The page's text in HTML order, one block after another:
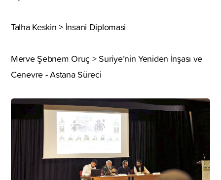
Talha Keskin > İnsani Diplomasi
Merve Şebnem Oruç > Suriye’nin Yeniden İnşası ve
Cenevre - Astana Süreci